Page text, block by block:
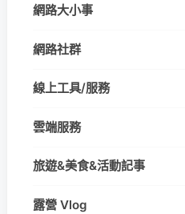
網路大小事
網路社群
線上工具/服務
雲端服務
旅遊&美食&活動記事
露營 Vlog